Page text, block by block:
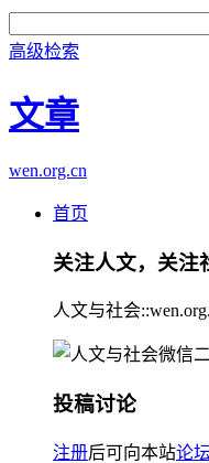
高级检索
文章
wen.org.cn
首页
关注人文，关注
人文与社会
投稿讨论
注册后可向本站论